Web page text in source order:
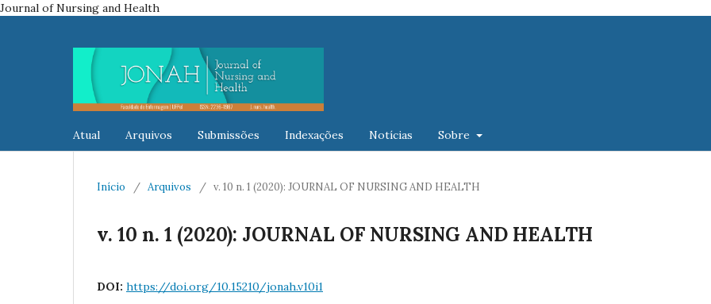
Journal of Nursing and Health
Atual Arquivos Submissões Indexações Notícias Sobre
Início / Arquivos / v. 10 n. 1 (2020): JOURNAL OF NURSING AND HEALTH
v. 10 n. 1 (2020): JOURNAL OF NURSING AND HEALTH
DOI: https://doi.org/10.15210/jonah.v10i1